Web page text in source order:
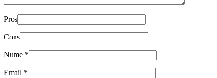
Pros
Cons
Nume *
Email *